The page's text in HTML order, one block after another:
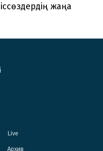
жаңа
Live
Архив